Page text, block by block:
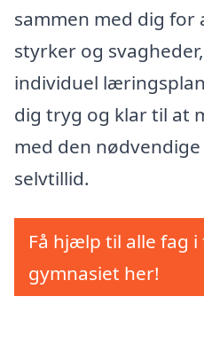
sammen med dig
styrker og
individuel
dig tryg og klar til at
med den
selvtillid.
Få hjælp til alle fag
gymnasiet her!